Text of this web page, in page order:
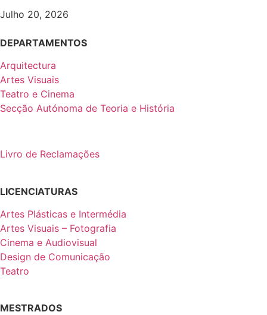
Julho 20, 2026
DEPARTAMENTOS
Arquitectura
Artes Visuais
Teatro e Cinema
Secção Autónoma de Teoria e História
Livro de Reclamações
LICENCIATURAS
Artes Plásticas e Intermédia
Artes Visuais – Fotografia
Cinema e Audiovisual
Design de Comunicação
Teatro
MESTRADOS